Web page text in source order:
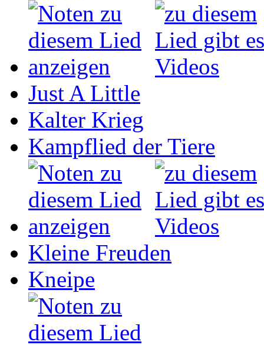
Just A Little
Kalter Krieg
Kampflied der Tiere
Kleine Freuden
Kneipe